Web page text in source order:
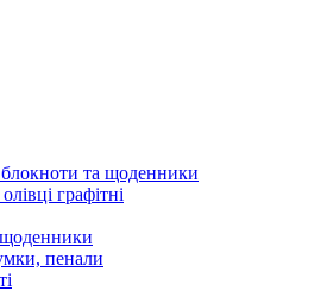
та щоденники
графітні
пенали